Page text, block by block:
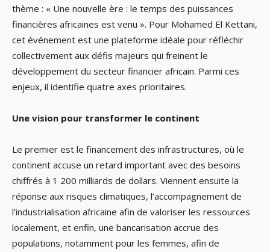
thème : « Une nouvelle ère : le temps des puissances
financières africaines est venu ». Pour Mohamed El Kettani,
cet événement est une plateforme idéale pour réfléchir
collectivement aux défis majeurs qui freinent le
développement du secteur financier africain. Parmi ces
enjeux, il identifie quatre axes prioritaires.
Une vision pour transformer le continent
Le premier est le financement des infrastructures, où le
continent accuse un retard important avec des besoins
chiffrés à 1 200 milliards de dollars. Viennent ensuite la
réponse aux risques climatiques, l’accompagnement de
l’industrialisation africaine afin de valoriser les ressources
localement, et enfin, une bancarisation accrue des
populations, notamment pour les femmes, afin de